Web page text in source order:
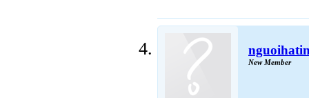
New Member